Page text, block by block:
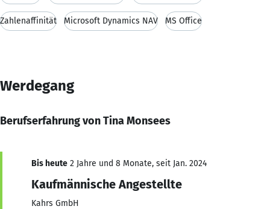
Zahlenaffinität Microsoft Dynamics NAV MS Office
Werdegang
Berufserfahrung von Tina Monsees
Bis heute 2 Jahre und 8 Monate, seit Jan. 2024
Kaufmännische Angestellte
Kahrs GmbH